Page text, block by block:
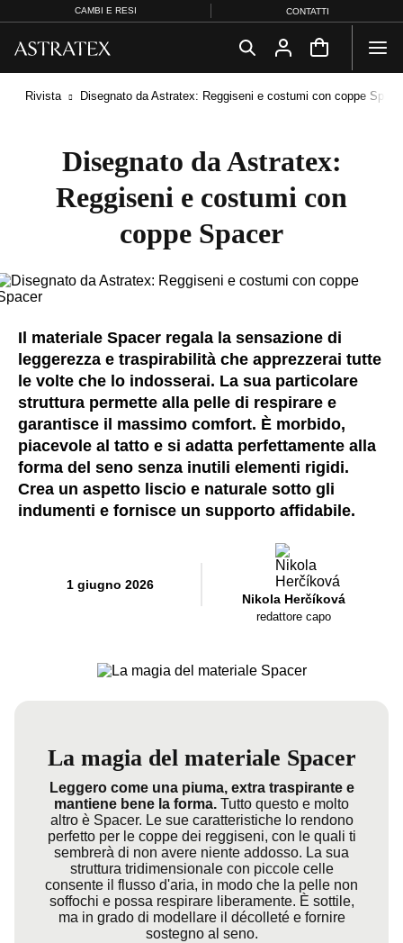
CAMBI E RESI CONTATTI
Rivista Disegnato da Astratex: Reggiseni e costumi con coppe
Disegnato da Astratex:
Reggiseni e costumi con
coppe Spacer
Il materiale Spacer regala la sensazione di
leggerezza e traspirabilità che apprezzerai tutte
le volte che lo indosserai. La sua particolare
struttura permette alla pelle di respirare e
garantisce il massimo comfort. È morbido,
piacevole al tatto e si adatta perfettamente alla
forma del seno senza inutili elementi rigidi.
Crea un aspetto liscio e naturale sotto gli
indumenti e fornisce un supporto affidabile.
1 giugno 2026
Nikola Herčíková
redattore capo
La magia del materiale Spacer
Leggero come una piuma, extra traspirante e
mantiene bene la forma. Tutto questo e molto
altro è Spacer. Le sue caratteristiche lo rendono
perfetto per le coppe dei reggiseni, con le quali ti
sembrerà di non avere niente addosso. La sua
struttura tridimensionale con piccole celle
consente il flusso d'aria, in modo che la pelle non
soffochi e possa respirare liberamente. È sottile,
ma in grado di modellare il décolleté e fornire
sostegno al seno.